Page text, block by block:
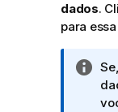
dados.
para
N
o
t